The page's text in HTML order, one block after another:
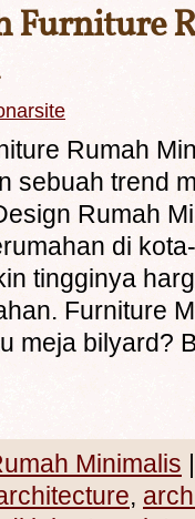
Furniture
Rumah
sebuah trend
Rumah
di
tingginya
Furniture
meja bilyard?
Minimalis |
,